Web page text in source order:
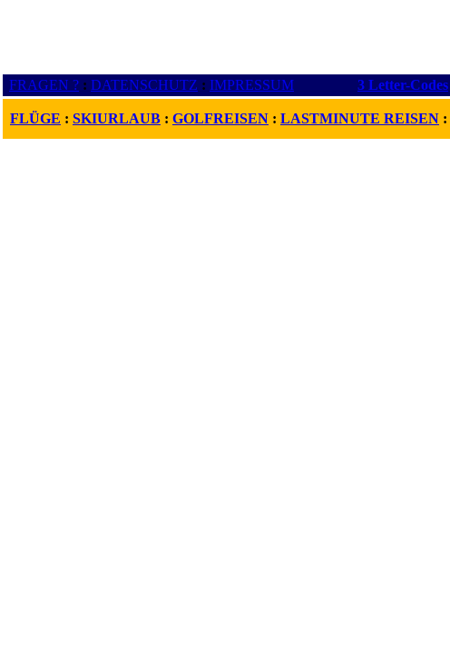
FRAGEN ? : DATENSCHUTZ : IMPRESSUM 3 Letter-Codes
FLÜGE : SKIURLAUB : GOLFREISEN : LASTMINUTE REISEN :